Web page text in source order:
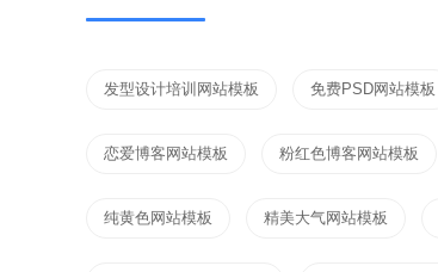
发型设计培训网站模板 免费PSD网站模板
恋爱博客网站模板 粉红色博客网站模板
纯黄色网站模板 精美大气网站模板